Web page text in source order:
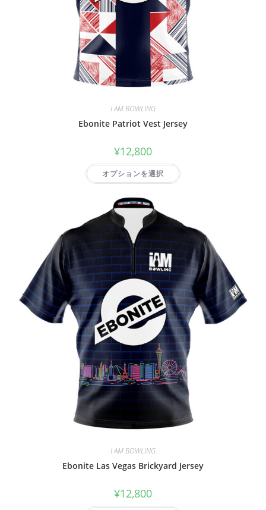
I AM BOWLING
Ebonite Patriot Vest Jersey
¥12,800
オプションを選択
I AM BOWLING
Ebonite Las Vegas Brickyard Jersey
¥12,800